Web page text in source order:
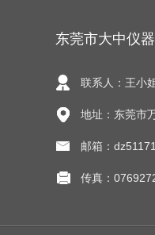
东莞市大中仪
联系人：王小
地址：东莞市
邮箱：
传真：